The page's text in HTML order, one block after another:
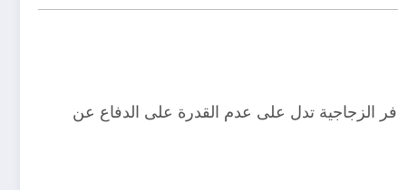
الزجاجية تدل على عدم القدرة على الدفاع عن